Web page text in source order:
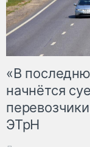
«В
начнётся
ЭТрН